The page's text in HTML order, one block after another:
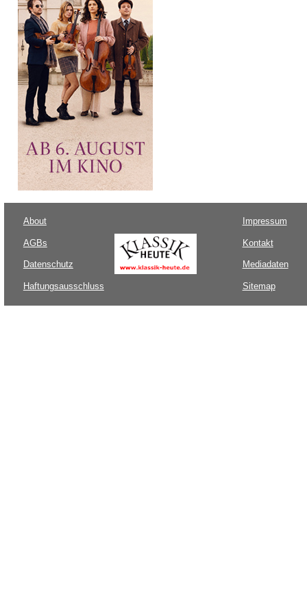
About
AGBs
Datenschutz
Haftungsausschluss
Impressum
Kontakt
Mediadaten
Sitemap